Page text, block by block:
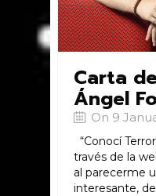
Carta
Ángel
On 9
“Conocí
través de la
al parecerme
interesante,